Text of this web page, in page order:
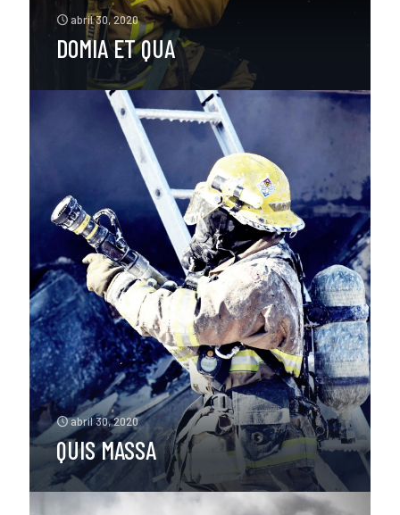
abril 30, 2020
DOMIA ET QUA
abril 30, 2020
QUIS MASSA